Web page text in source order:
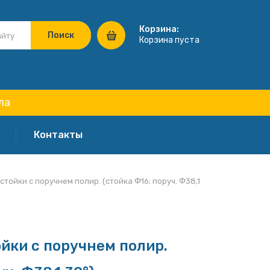
Корзина:
Корзина пуста
Контакты
с поручнем полир. (стойка Ф16; поруч. Ф38,1
с поручнем полир.